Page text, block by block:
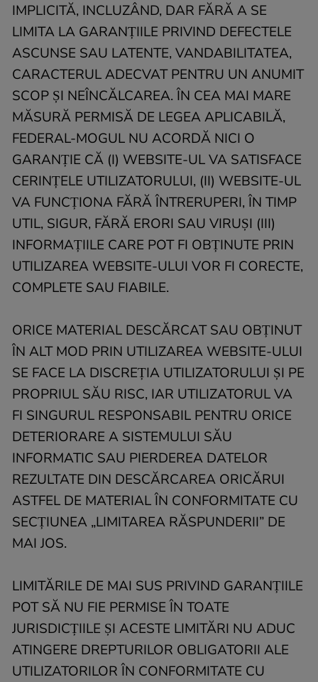
IMPLICITĂ, INCLUZÂND, DAR FĂRĂ A SE
LIMITA LA GARANȚIILE PRIVIND DEFECTELE
ASCUNSE SAU LATENTE, VANDABILITATEA,
CARACTERUL ADECVAT PENTRU UN ANUMIT
SCOP ȘI NEÎNCĂLCAREA. ÎN CEA MAI MARE
MĂSURĂ PERMISĂ DE LEGEA APLICABILĂ,
FEDERAL-MOGUL NU ACORDĂ NICI O
GARANȚIE CĂ (I) WEBSITE-UL VA SATISFACE
CERINȚELE UTILIZATORULUI, (II) WEBSITE-UL
VA FUNCȚIONA FĂRĂ ÎNTRERUPERI, ÎN TIMP
UTIL, SIGUR, FĂRĂ ERORI SAU VIRUȘI (III)
INFORMAȚIILE CARE POT FI OBȚINUTE PRIN
UTILIZAREA WEBSITE-ULUI VOR FI CORECTE,
COMPLETE SAU FIABILE.
ORICE MATERIAL DESCĂRCAT SAU OBȚINUT
ÎN ALT MOD PRIN UTILIZAREA WEBSITE-ULUI
SE FACE LA DISCREȚIA UTILIZATORULUI ȘI PE
PROPRIUL SĂU RISC, IAR UTILIZATORUL VA
FI SINGURUL RESPONSABIL PENTRU ORICE
DETERIORARE A SISTEMULUI SĂU
INFORMATIC SAU PIERDEREA DATELOR
REZULTATE DIN DESCĂRCAREA ORICĂRUI
ASTFEL DE MATERIAL ÎN CONFORMITATE CU
SECȚIUNEA „LIMITAREA RĂSPUNDERII” DE
MAI JOS.
LIMITĂRILE DE MAI SUS PRIVIND GARANȚIILE
POT SĂ NU FIE PERMISE ÎN TOATE
JURISDICȚIILE ȘI ACESTE LIMITĂRI NU ADUC
ATINGERE DREPTURILOR OBLIGATORII ALE
UTILIZATORILOR ÎN CONFORMITATE CU